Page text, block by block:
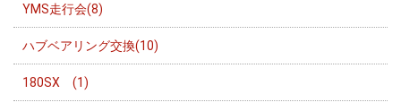
YMS走行会(8)
ハブベアリング交換(10)
180SX (1)